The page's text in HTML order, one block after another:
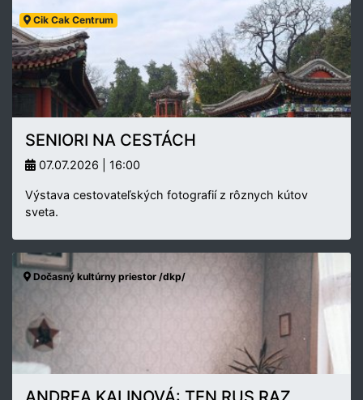
Cik Cak Centrum
SENIORI NA CESTÁCH
07.07.2026 | 16:00
Výstava cestovateľských fotografií z rôznych kútov
sveta.
Dočasný kultúrny priestor /dkp/